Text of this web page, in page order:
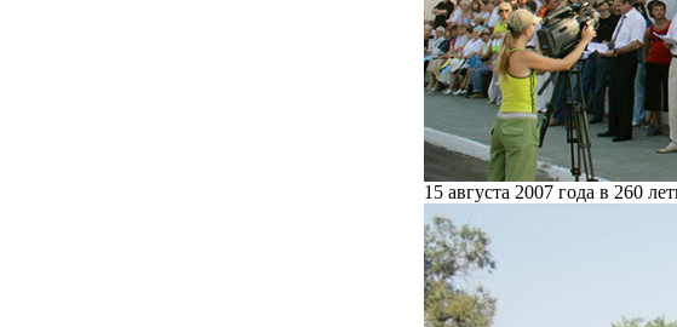
15 августа 2007 года в 260